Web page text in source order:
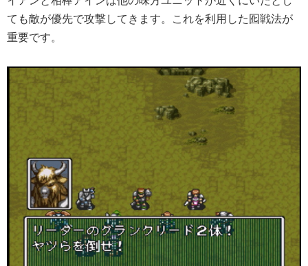
ても敵が優先で攻撃してきます。これを利用した囮戦法が
重要です。